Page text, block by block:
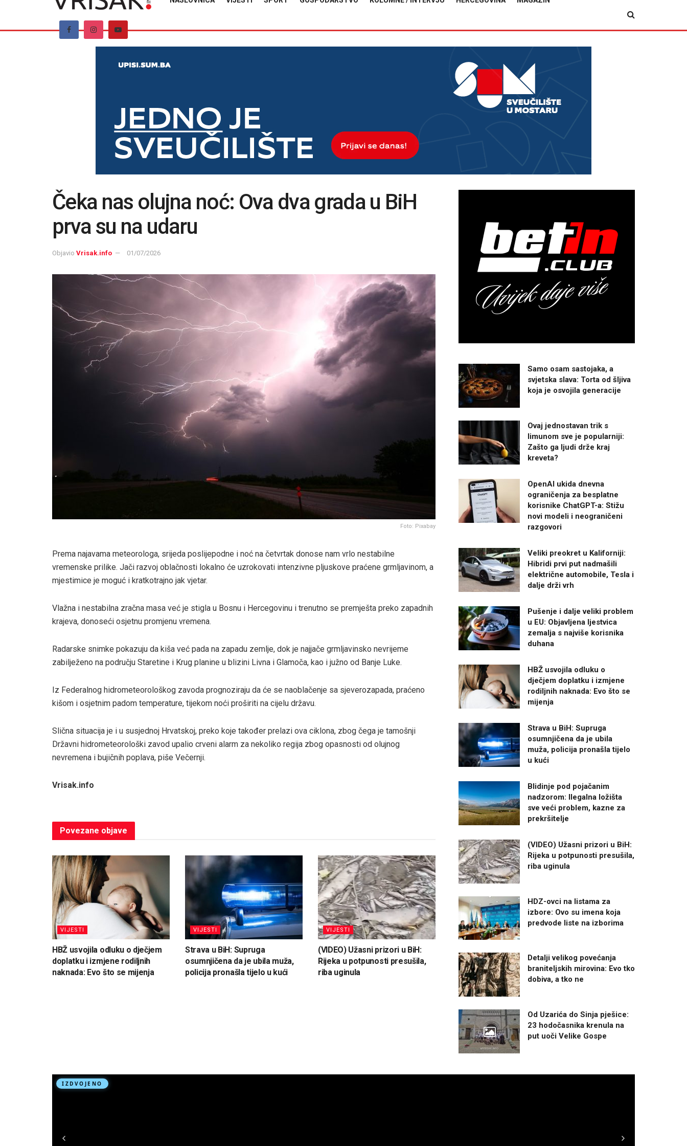
Čeka nas olujna noć: Ova dva grada u BiH
prva su na udaru
Objavio Vrisak.info 01/07/2026
Foto: Pixabay
Prema najavama meteorologa, srijeda poslijepodne i noć na četvrtak donose nam vrlo nestabilne
vremenske prilike. Jači razvoj oblačnosti lokalno će uzrokovati intenzivne pljuskove praćene grmljavinom, a
mjestimice je moguć i kratkotrajno jak vjetar.
Vlažna i nestabilna zračna masa već je stigla u Bosnu i Hercegovinu i trenutno se premješta preko zapadnih
krajeva, donoseći osjetnu promjenu vremena.
Radarske snimke pokazuju da kiša već pada na zapadu zemlje, dok je najjače grmljavinsko nevrijeme
zabilježeno na području Staretine i Krug planine u blizini Livna i Glamoča, kao i južno od Banje Luke.
Iz Federalnog hidrometeorološkog zavoda prognoziraju da će se naoblačenje sa sjeverozapada, praćeno
kišom i osjetnim padom temperature, tijekom noći proširiti na cijelu državu.
Slična situacija je i u susjednoj Hrvatskoj, preko koje također prelazi ova ciklona, zbog čega je tamošnji
Državni hidrometeorološki zavod upalio crveni alarm za nekoliko regija zbog opasnosti od olujnog
nevremena i bujičnih poplava, piše Večernji.
Vrisak.info
Povezane objave
VIJESTI
HBŽ usvojila odluku o dječjem
doplatku i izmjene rodiljnih
naknada: Evo što se mijenja
VIJESTI
Strava u BiH: Supruga
osumnjičena da je ubila muža,
policija pronašla tijelo u kući
VIJESTI
(VIDEO) Užasni prizori u BiH:
Rijeka u potpunosti presušila,
riba uginula
Samo osam sastojaka, a
svjetska slava: Torta od šljiva
koja je osvojila generacije
Ovaj jednostavan trik s
limunom sve je popularniji:
Zašto ga ljudi drže kraj
kreveta?
OpenAI ukida dnevna
ograničenja za besplatne
korisnike ChatGPT-a: Stižu
novi modeli i neograničeni
razgovori
Veliki preokret u Kaliforniji:
Hibridi prvi put nadmašili
električne automobile, Tesla i
dalje drži vrh
Pušenje i dalje veliki problem
u EU: Objavljena ljestvica
zemalja s najviše korisnika
duhana
HBŽ usvojila odluku o
dječjem doplatku i izmjene
rodiljnih naknada: Evo što se
mijenja
Strava u BiH: Supruga
osumnjičena da je ubila
muža, policija pronašla tijelo
u kući
Blidinje pod pojačanim
nadzorom: Ilegalna ložišta
sve veći problem, kazne za
prekršitelje
(VIDEO) Užasni prizori u BiH:
Rijeka u potpunosti presušila,
riba uginula
HDZ-ovci na listama za
izbore: Ovo su imena koja
predvode liste na izborima
Detalji velikog povećanja
braniteljskih mirovina: Evo tko
dobiva, a tko ne
Od Uzarića do Sinja pješice:
23 hodočasnika krenula na
put uoči Velike Gospe